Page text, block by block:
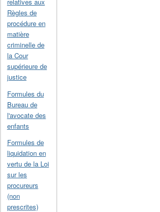
Règles de
procédure en
matière
criminelle de
la Cour
supérieure de
justice
Formules du
Bureau de
l'avocate des
enfants
Formules de
liquidation en
vertu de la Loi
sur les
procureurs
(non
prescrites)